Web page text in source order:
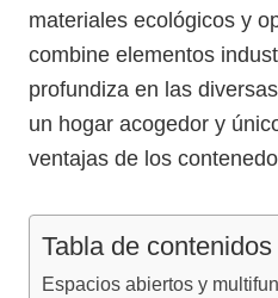
materiales ecológicos y
combine elementos
profundiza en las
un hogar acogedor y
ventajas de los
Tabla de contenidos
Espacios abiertos y